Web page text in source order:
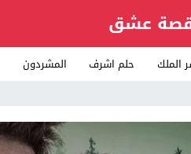
عشق
الملك حلم اشرف المشردون